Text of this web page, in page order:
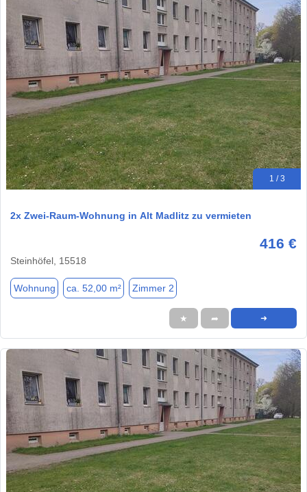
1 / 3
2x Zwei-Raum-Wohnung in Alt Madlitz zu vermieten
416 €
Steinhöfel, 15518
Wohnung ca. 52,00 m² Zimmer 2
★ ➦ ➜